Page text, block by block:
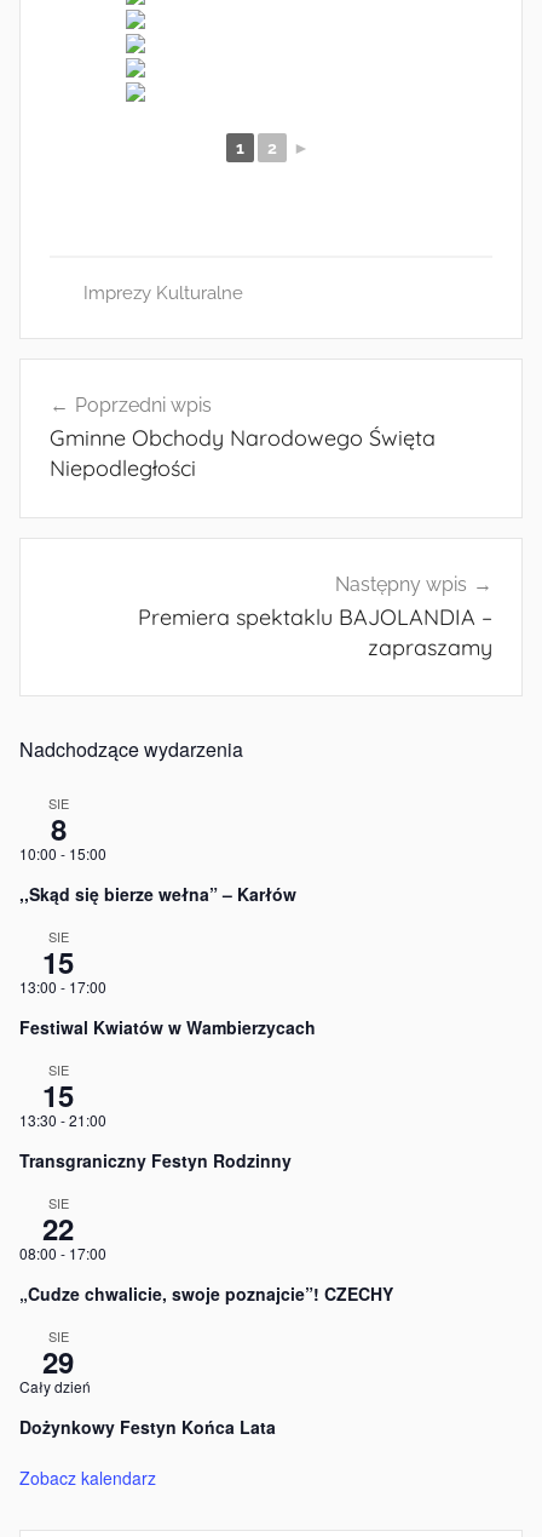
1 2 ►
Imprezy Kulturalne
wpisuPoprzedni wpis
Gminne Obchody Narodowego Święta
Niepodległości
Następny wpis
Premiera spektaklu BAJOLANDIA –
zapraszamy
Nadchodzące wydarzenia
SIE
8
10:00 - 15:00
,,Skąd się bierze wełna” – Karłów
SIE
15
13:00 - 17:00
Festiwal Kwiatów w Wambierzycach
SIE
15
13:30 -21:00
Transgraniczny Festyn Rodzinny
SIE
22
08:00 - 17:00
„Cudze chwalicie, swoje poznajcie”! CZECHY
SIE
29
Cały dzień
Dożynkowy Festyn Końca Lata
Zobacz kalendarz